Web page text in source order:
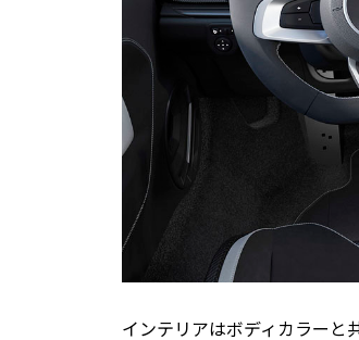
インテリアはボディカラーと